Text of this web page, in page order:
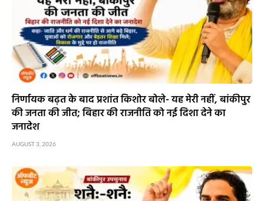
निर्णायक बढ़त के बाद प्रशांत किशोर बोले- यह मेरी नहीं, बांकीपुर
की जनता की जीत; बिहार की राजनीति को नई दिशा देने का
जनादेश
AUGUST 3, 2026